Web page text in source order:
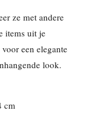
ze met andere
items uit je
een elegante
look.
cm